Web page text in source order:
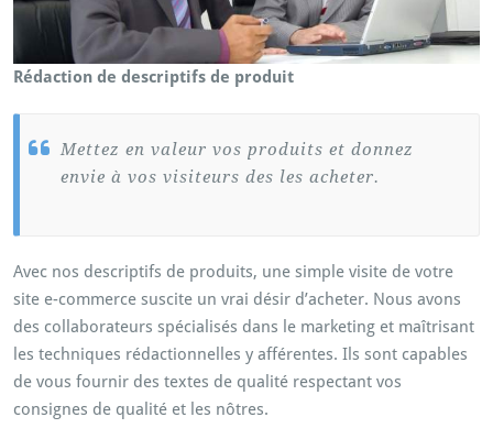
Rédaction de descriptifs de produit
Mettez en valeur vos produits et donnez
envie à vos visiteurs des les acheter.
Avec nos descriptifs de produits, une simple visite de votre
site e-commerce suscite un vrai désir d’acheter. Nous avons
des collaborateurs spécialisés dans le marketing et maîtrisant
les techniques rédactionnelles y afférentes. Ils sont capables
de vous fournir des textes de qualité respectant vos
consignes de qualité et les nôtres.